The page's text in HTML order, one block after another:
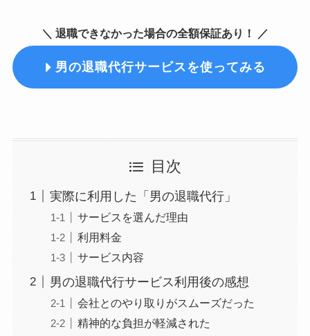
＼ 退職できなかった場合の全額保証あり！ ／
男の退職代行サービスを使ってみる
目次
実際に利用した「男の退職代行」
サービスを選んだ理由
利用料金
サービス内容
男の退職代行サービス利用後の感想
会社とのやり取りがスムーズだった
精神的な負担が軽減された